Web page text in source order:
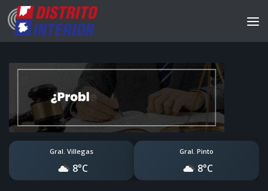
Gral. Villegas
8°C
Gral. Pinto
8°C